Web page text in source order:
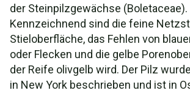
der Steinpilzgewächse (Boletaceae).
Kennzeichnend sind die feine
Stieloberfläche, das Fehlen von
oder Flecken und die gelbe
der Reife olivgelb wird. Der Pilz
in New York beschrieben und ist in